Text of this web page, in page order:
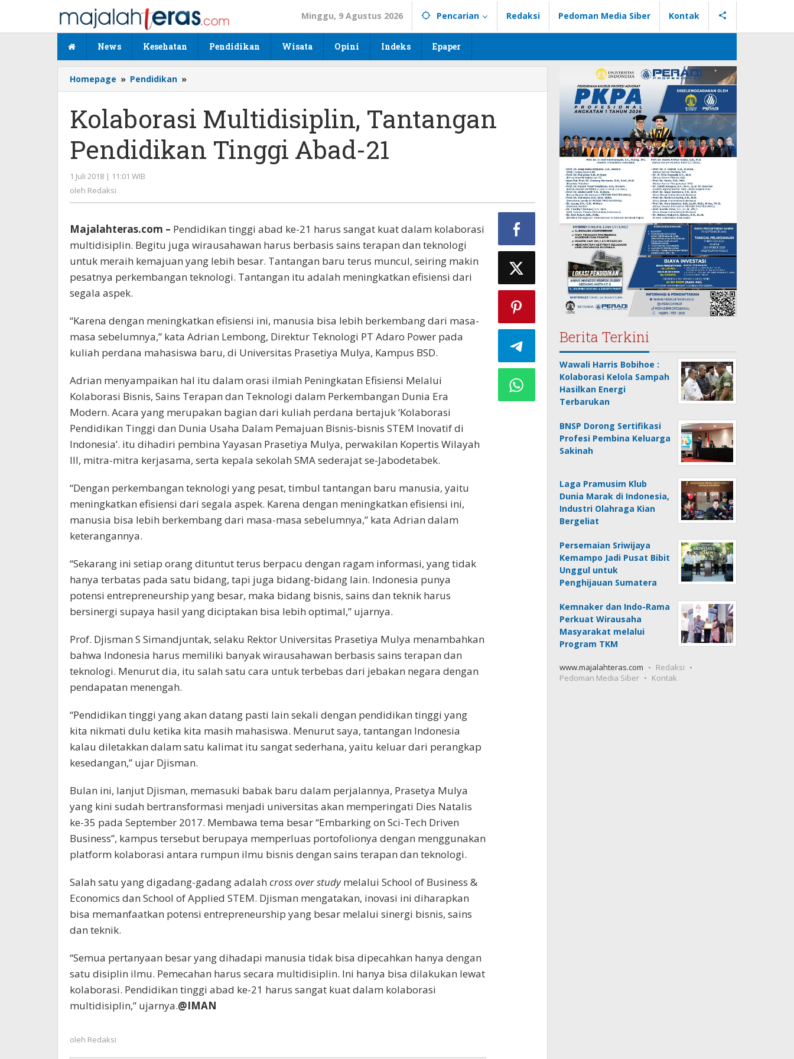
konten
Minggu, 9 Agustus 2026 Pencarian Redaksi Pedoman Media Siber Kontak
News Kesehatan Pendidikan Wisata Opini Indeks Epaper
Homepage » Pendidikan »
Multidisiplin,
Pendidikan
Tinggi
Kolaborasi Multidisiplin, Tantangan
Pendidikan Tinggi Abad-21
1 Juli 2018 | 11:01 WIB
oleh Redaksi
Majalahteras.com – Pendidikan tinggi abad ke-21 harus sangat kuat dalam kolaborasi
multidisiplin. Begitu juga wirausahawan harus berbasis sains terapan dan teknologi
untuk meraih kemajuan yang lebih besar. Tantangan baru terus muncul, seiring makin
pesatnya perkembangan teknologi. Tantangan itu adalah meningkatkan efisiensi dari
segala aspek.
“Karena dengan meningkatkan efisiensi ini, manusia bisa lebih berkembang dari masa-
masa sebelumnya,” kata Adrian Lembong, Direktur Teknologi PT Adaro Power pada
kuliah perdana mahasiswa baru, di Universitas Prasetiya Mulya, Kampus BSD.
Adrian menyampaikan hal itu dalam orasi ilmiah Peningkatan Efisiensi Melalui
Kolaborasi Bisnis, Sains Terapan dan Teknologi dalam Perkembangan Dunia Era
Modern. Acara yang merupakan bagian dari kuliah perdana bertajuk ‘Kolaborasi
Pendidikan Tinggi dan Dunia Usaha Dalam Pemajuan Bisnis-bisnis STEM Inovatif di
Indonesia’. itu dihadiri pembina Yayasan Prasetiya Mulya, perwakilan Kopertis Wilayah
III, mitra-mitra kerjasama, serta kepala sekolah SMA sederajat se-Jabodetabek.
“Dengan perkembangan teknologi yang pesat, timbul tantangan baru manusia, yaitu
meningkatkan efisiensi dari segala aspek. Karena dengan meningkatkan efisiensi ini,
manusia bisa lebih berkembang dari masa-masa sebelumnya,” kata Adrian dalam
keterangannya.
“Sekarang ini setiap orang dituntut terus berpacu dengan ragam informasi, yang tidak
hanya terbatas pada satu bidang, tapi juga bidang-bidang lain. Indonesia punya
potensi entrepreneurship yang besar, maka bidang bisnis, sains dan teknik harus
bersinergi supaya hasil yang diciptakan bisa lebih optimal,” ujarnya.
Prof. Djisman S Simandjuntak, selaku Rektor Universitas Prasetiya Mulya menambahkan
bahwa Indonesia harus memiliki banyak wirausahawan berbasis sains terapan dan
teknologi. Menurut dia, itu salah satu cara untuk terbebas dari jebakan negara dengan
pendapatan menengah.
“Pendidikan tinggi yang akan datang pasti lain sekali dengan pendidikan tinggi yang
kita nikmati dulu ketika kita masih mahasiswa. Menurut saya, tantangan Indonesia
kalau diletakkan dalam satu kalimat itu sangat sederhana, yaitu keluar dari perangkap
kesedangan,” ujar Djisman.
Bulan ini, lanjut Djisman, memasuki babak baru dalam perjalannya, Prasetya Mulya
yang kini sudah bertransformasi menjadi universitas akan memperingati Dies Natalis
ke-35 pada September 2017. Membawa tema besar “Embarking on Sci-Tech Driven
Business”, kampus tersebut berupaya memperluas portofolionya dengan menggunakan
platform kolaborasi antara rumpun ilmu bisnis dengan sains terapan dan teknologi.
Salah satu yang digadang-gadang adalah cross over studymelalui School of Business &
Economics dan School of Applied STEM. Djisman mengatakan, inovasi ini diharapkan
bisa memanfaatkan potensi entrepreneurship yang besar melalui sinergi bisnis, sains
dan teknik.
“Semua pertanyaan besar yang dihadapi manusia tidak bisa dipecahkan hanya dengan
satu disiplin ilmu. Pemecahan harus secara multidisiplin. Ini hanya bisa dilakukan lewat
kolaborasi. Pendidikan tinggi abad ke-21 harus sangat kuat dalam kolaborasi
multidisiplin,” ujarnya.@IMAN
oleh Redaksi
Berita Terkini
Wawali Harris Bobihoe :
Kolaborasi Kelola Sampah
Hasilkan Energi
Terbarukan
BNSP Dorong Sertifikasi
Profesi Pembina Keluarga
Sakinah
Laga Pramusim Klub
Dunia Marak di Indonesia,
Industri Olahraga Kian
Bergeliat
Persemaian Sriwijaya
Kemampo Jadi Pusat Bibit
Unggul untuk
Penghijauan Sumatera
Kemnaker dan Indo-Rama
Perkuat Wirausaha
Masyarakat melalui
Program TKM
www.majalahteras.com
Redaksi
Pedoman Media Siber
Kontak